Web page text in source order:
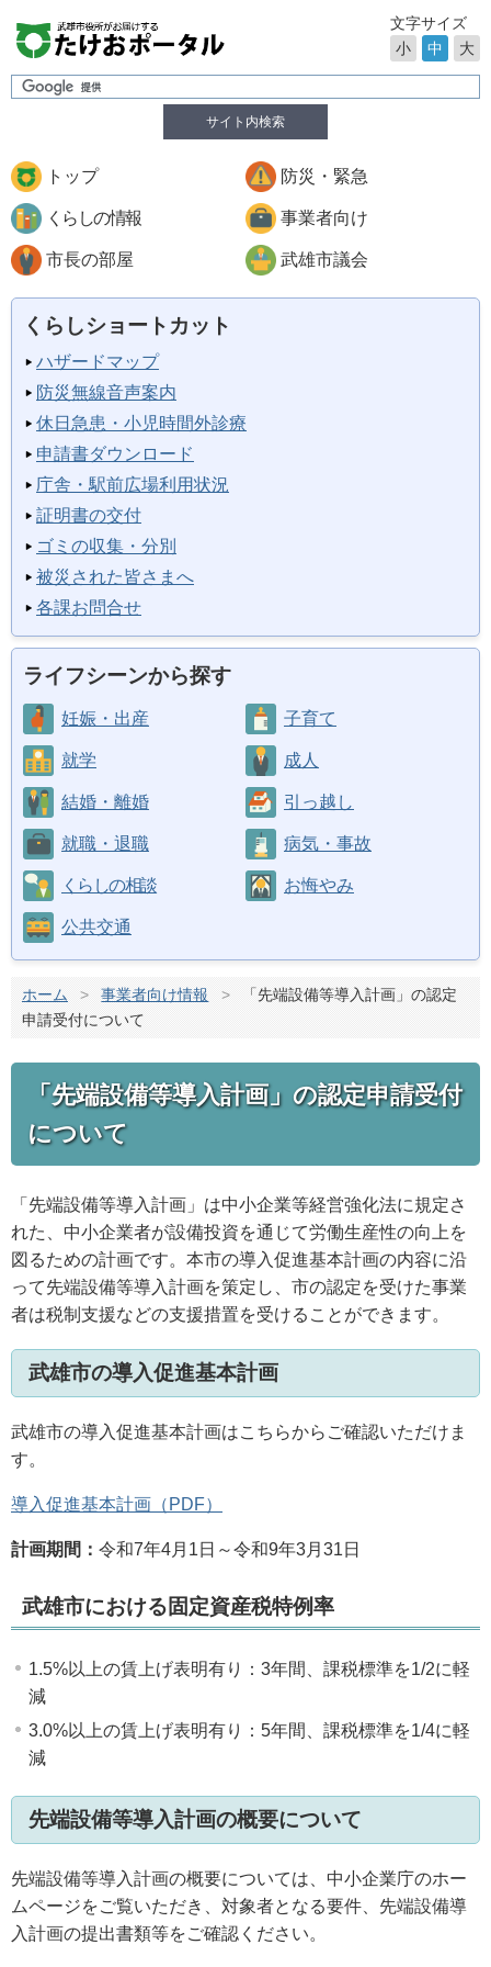
サイト内検索
文字サイズ
小
中 大
トップ 防災・緊急
くらしの情報 事業者向け
市長の部屋 武雄市議会
くらしショートカット
ハザードマップ
防災無線音声案内
休日急患・小児時間外診療
申請書ダウンロード
庁舎・駅前広場利用状況
証明書の交付
ゴミの収集・分別
被災された皆さまへ
各課お問合せ
ライフシーンから探す
妊娠・出産 子育て
就学 成人
結婚・離婚 引っ越し
就職・退職 病気・事故
くらしの相談 お悔やみ
公共交通
ホーム > 事業者向け情報 >
「先端設備等導入計画」の認定
申請受付について
「先端設備等導入計画」の認定申請受付
について
「先端設備等導入計画」は中小企業等経営強化法に規定さ
れた、中小企業者が設備投資を通じて労働生産性の向上を
図るための計画です。本市の導入促進基本計画の内容に沿
って先端設備等導入計画を策定し、市の認定を受けた事業
者は税制支援などの支援措置を受けることができます。
武雄市の導入促進基本計画
武雄市の導入促進基本計画はこちらからご確認いただけま
す。
導入促進基本計画（PDF）
計画期間： 令和7年4月1日～令和9年3月31日
武雄市における固定資産税特例率
1.5%以上の賃上げ表明有り：3年間、課税標準を1/2に軽
減
3.0%以上の賃上げ表明有り：5年間、課税標準を1/4に軽
減
先端設備等導入計画の概要について
先端設備等導入計画の概要については、中小企業庁のホー
ムページをご覧いただき、対象者となる要件、先端設備導
入計画の提出書類等をご確認ください。